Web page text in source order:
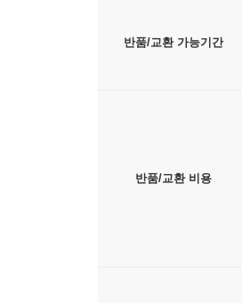
반품/교환 가능기간
반품/교환 비용